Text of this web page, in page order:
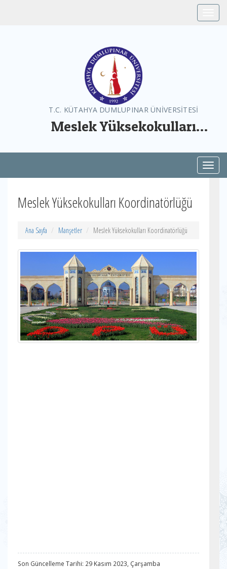
T.C. KÜTAHYA DUMLUPINAR ÜNİVERSİTESİ
Meslek Yüksekokulları
Meslek Yüksekokulları Koordinatörlüğü
Ana Sayfa Manşetler Meslek Yüksekokulları Koordinatörlüğü
Son Güncelleme Tarihi: 29 Kasım 2023, Çarşamba